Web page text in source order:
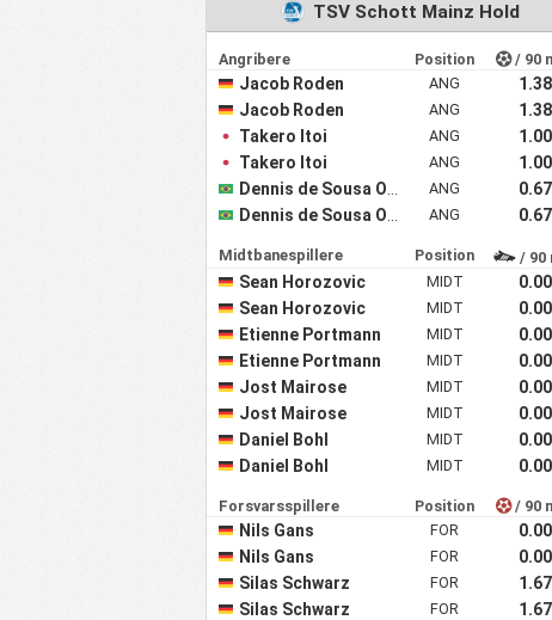
TSV Schott Mainz Hold
Angribere Position / 90
Jacob Roden ANG
1.38
Jacob Roden
ANG
1.38
Takero Itoi
ANG
1.00
Takero Itoi
ANG
1.00
Dennis de Sousa Oelsner
ANG
0.67
Dennis de Sousa Oelsner
ANG 0.67
Midtbanespillere Position / 90
Sean Horozovic MIDT
0.00
Sean Horozovic
MIDT
0.00
Etienne Portmann
MIDT
0.00
Etienne Portmann
MIDT
0.00
Jost Mairose
MIDT
0.00
Jost Mairose
MIDT
0.00
Daniel Bohl
MIDT
0.00
Daniel Bohl
MIDT 0.00
Forsvarsspillere Position / 90
Nils Gans FOR
0.00
Nils Gans
FOR
0.00
Silas Schwarz
FOR
1.67
Silas Schwarz
FOR
1.67